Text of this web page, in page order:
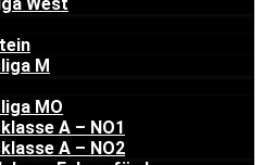
M
MO
A – NO1
A – NO2